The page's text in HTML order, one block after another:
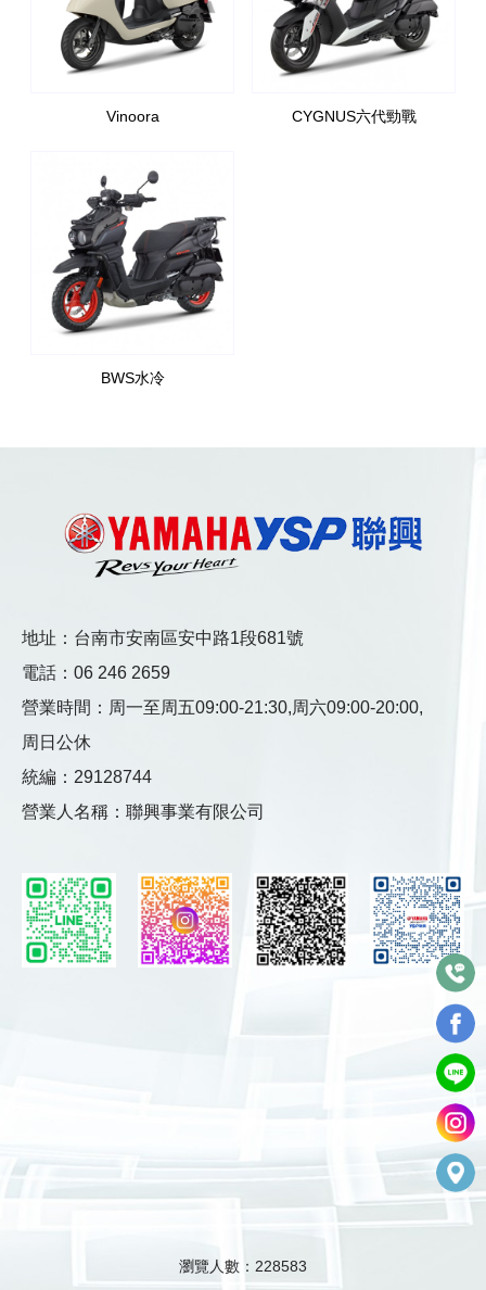
Vinoora CYGNUS六代勁戰
BWS水冷
地址：台南市安南區安中路1段681號
電話： 06 246 2659
營業時間： 周一至周五09:00-21:30,周六09:00-20:00,
周日公休
統編：29128744
營業人名稱：聯興事業有限公司
瀏覽人數：228583